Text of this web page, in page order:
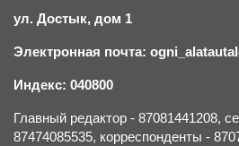
ул. Достык, дом 1
Электронная почта:
Индекс: 040800
Главный редактор - 87081441208,
87474085535, корреспонденты -